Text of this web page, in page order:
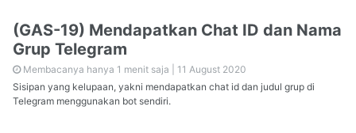
(GAS-19) Mendapatkan Chat ID dan Nama
Grup Telegram
Membacanya hanya 1 menit saja | 11 August 2020
Sisipan yang kelupaan, yakni mendapatkan chat id dan judul grup di
Telegram menggunakan bot sendiri.